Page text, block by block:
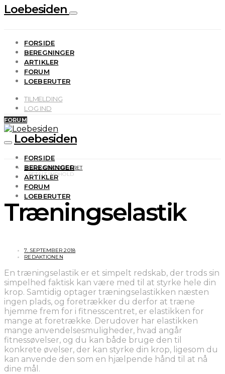
Loebesiden
FORSIDE
BEREGNINGER
ARTIKLER
FORUM
LOEBERUTER
TILMELDING
LOG IND
FORUM
Loebesiden
FORSIDE
BEREGNINGER
ARTIKLER
FORUM
LOEBERUTER
IKKE-KATEGORISERET
Træningselastik
7. SEPTEMBER 2018
REDAKTIONEN
En træningselastik er et simpelt redskab, der trods sin
simpelhed faktisk kan være med til at styrke hele din
krop. Samtidig optager træningselastikken næsten
ingen plads, og foretrækker du derfor at træne
hjemme frem for i fitnesscentret, er elastikken for
mange at foretrække. Derudover har elastikken
mange anvendelsesmuligheder, hvad angår
fitnessøvelser, og du kan både bruge den til
konkrete øvelser, der kan styrke din krop, ligesom du
kan anvende den som en hjælpende hånd til at nå
dine mål.